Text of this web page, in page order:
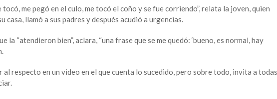
tocó, me pegó en el culo, me tocó el coño y se fue corriendo”, relata la joven, quien
casa, llamó a sus padres y después acudió a urgencias.
la “atendieron bien”, aclara, “una frase que se me quedó: ‘bueno, es normal, hay
al respecto en un video en el que cuenta lo sucedido, pero sobre todo, invita a todas